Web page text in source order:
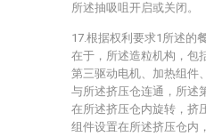
所述抽吸咀开启或关闭。
17.根据权利要求1所述的
在于，所述造粒机构，包
第三驱动电机、加热组件
与所述挤压仓连通，所述
在所述挤压仓内旋转，挤
组件设置在所述挤压仓内